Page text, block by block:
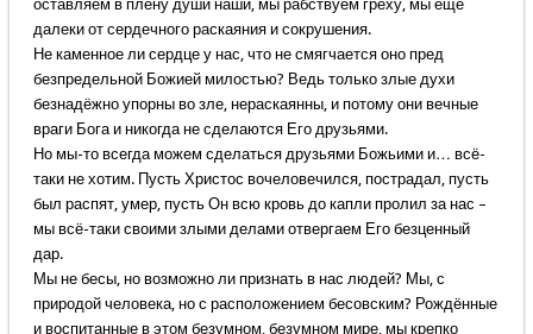
оставляем в плену души наши, мы рабствуем греху, мы ещё
далеки от сердечного раскаяния и сокрушения.
Не каменное ли сердце у нас, что не смягчается оно пред
безпредельной Божией милостью? Ведь только злые духи
безнадёжно упорны во зле, нераскаянны, и потому они вечные
враги Бога и никогда не сделаются Его друзьями.
Но мы-то всегда можем сделаться друзьями Божьими и… всё-
таки не хотим. Пусть Христос вочеловечился, пострадал, пусть
был распят, умер, пусть Он всю кровь до капли пролил за нас –
мы всё-таки своими злыми делами отвергаем Его безценный
дар.
Мы не бесы, но возможно ли признать в нас людей? Мы, с
природой человека, но с расположением бесовским? Рождённые
и воспитанные в этом безумном, безумном мире, мы крепко